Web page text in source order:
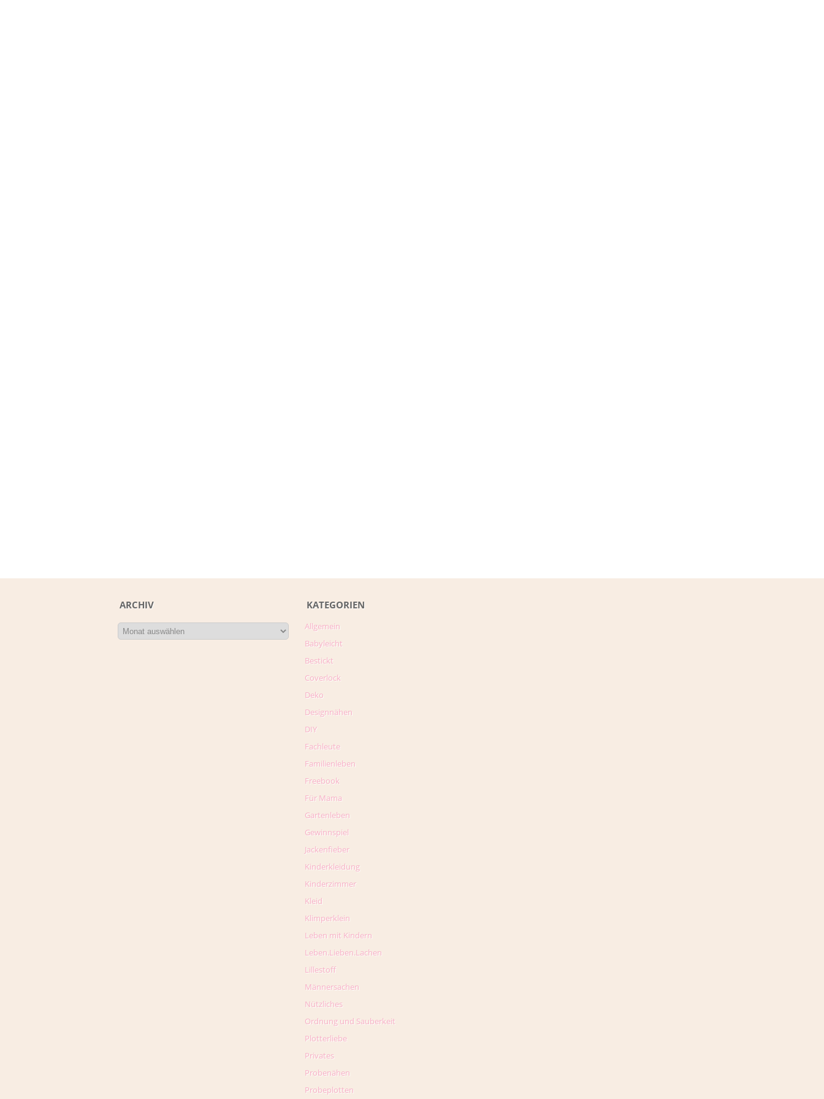
ARCHIV KATEGORIEN
Allgemein
Babyleicht
Bestickt
Coverlock
Deko
Designnähen
DIY
Fachleute
Familienleben
Freebook
Für Mama
Gartenleben
Gewinnspiel
Jackenfieber
Kinderkleidung
Kinderzimmer
Kleid
Klimperklein
Leben mit Kindern
Leben.Lieben.Lachen
Lillestoff
Männersachen
Nützliches
Ordnung und Sauberkeit
Plotterliebe
Privates
Probenähen
Probeplotten